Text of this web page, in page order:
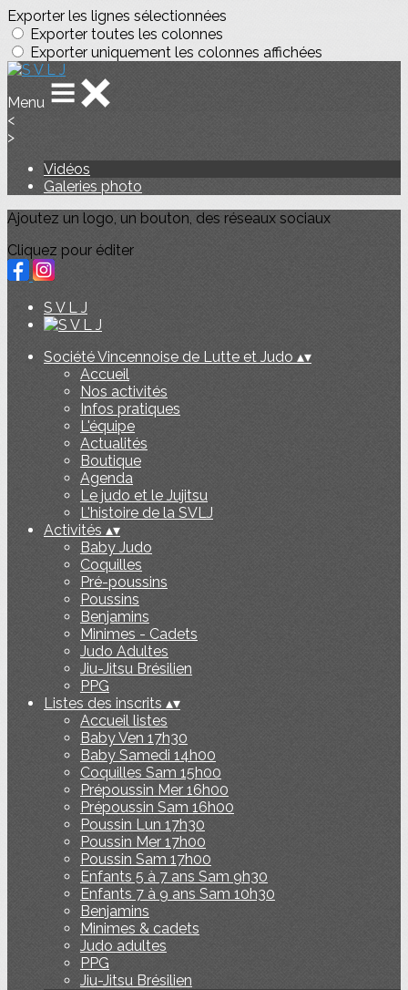
Exporter les lignes sélectionnées
Exporter toutes les colonnes
Exporter uniquement les colonnes affichées
Menu
<
>
Vidéos
Galeries photo
Ajoutez un logo, un bouton, des réseaux sociaux
Cliquez pour éditer
S V L J
Société Vincennoise de Lutte et Judo ▴▾
Accueil
Nos activités
Infos pratiques
L'équipe
Actualités
Boutique
Agenda
Le judo et le Jujitsu
L'histoire de la SVLJ
Activités ▴▾
Baby Judo
Coquilles
Pré-poussins
Poussins
Benjamins
Minimes - Cadets
Judo Adultes
Jiu-Jitsu Brésilien
PPG
Listes des inscrits ▴▾
Accueil listes
Baby Ven 17h30
Baby Samedi 14h00
Coquilles Sam 15h00
Prépoussin Mer 16h00
Prépoussin Sam 16h00
Poussin Lun 17h30
Poussin Mer 17h00
Poussin Sam 17h00
Enfants 5 à 7 ans Sam 9h30
Enfants 7 à 9 ans Sam 10h30
Benjamins
Minimes & cadets
Judo adultes
PPG
Jiu-Jitsu Brésilien